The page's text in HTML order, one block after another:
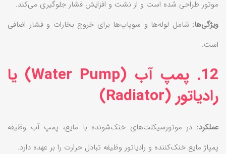
موتور طراحی شده است و از نشت و افزایش فشار جلوگیری می‌کند.
ویژگی‌ها: شامل لوله‌ها و سوپاپ‌ها برای خروج بخارات و فشار اضافی
است.
12. پمپ آب (Water Pump) یا
رادیاتور (Radiator)
عملکرد: در موتورسیکلت‌های خنک‌شونده با مایع، پمپ آب وظیفه
پمپاژ مایع خنک‌کننده و رادیاتور وظیفه تبادل حرارت را بر عهده دارد.